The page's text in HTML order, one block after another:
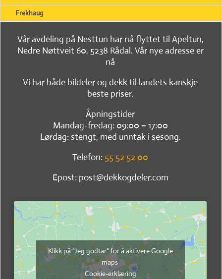
Frekhaug
Vår avdeling på Nesttun har nå flyttet til Apeltun,
Nedre Nøttveit 60, 5238 Rådal. Vår nye adresse er
nå
Vi har både bildeler og dekk til landets kanskje
beste priser.
Åpningstider
Mandag-fredag: 09:00 – 17:00
Lørdag: stengt, med unntak i sesong.
Telefon: 55 52 52 00
Epost: post@dekkogdeler.com
Klikk på "Jeg godtar" for å aktivere Google
maps
Cookie-erklæring